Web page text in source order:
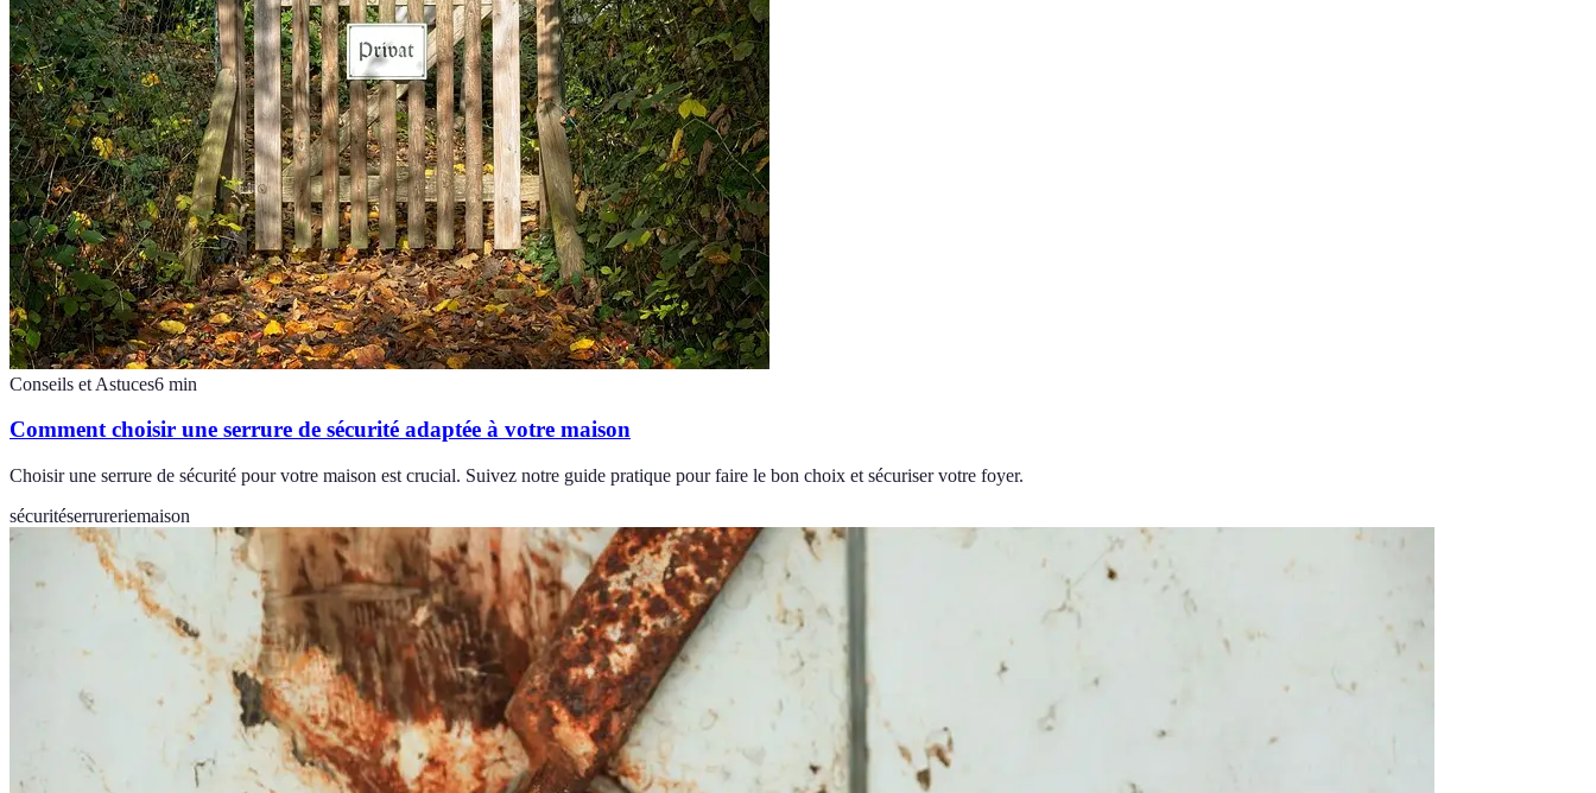
Conseils et Astuces6 min
Comment choisir une serrure de sécurité adaptée à votre maison
Choisir une serrure de sécurité pour votre maison est crucial. Suivez notre guide pratique pour faire le bon choix et sécuriser votre foyer.
sécuritéserrureriemaison